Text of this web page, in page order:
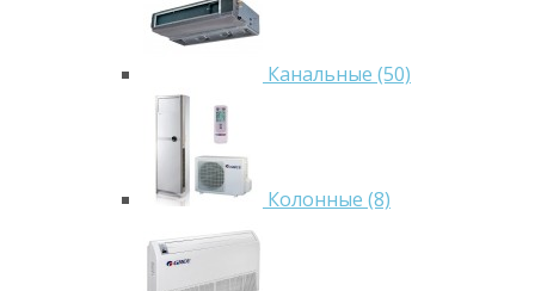
Канальные (50)
Колонные (8)